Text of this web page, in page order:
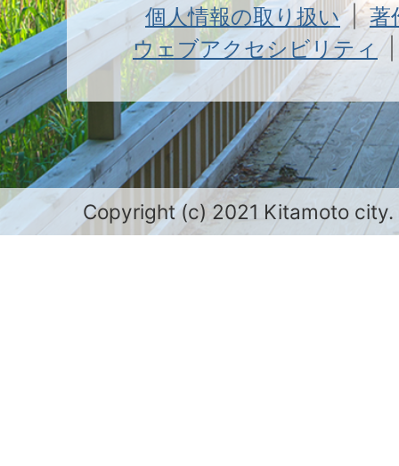
個人情報の取り扱い
著
ウェブアクセシビリティ
Copyright (c) 2021 Kitamoto city.